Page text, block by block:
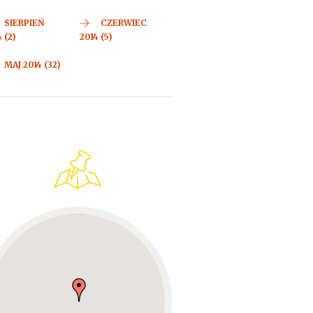
SIERPIEŃ
(2)
CZERWIEC
2014 (5)
MAJ 2014 (32)